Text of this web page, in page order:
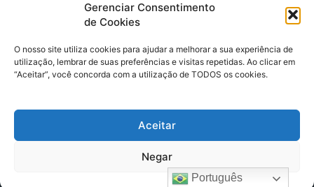
Gerenciar Consentimento
de Cookies
O nosso site utiliza cookies para ajudar a melhorar a sua experiência de
utilização, lembrar de suas preferências e visitas repetidas. Ao clicar em
“Aceitar”, você concorda com a utilização de TODOS os cookies.
Aceitar
Negar
(91) 98224 - 3111
© 2025 A Província do Pará CNPJ: 04.901.141/0001-36 End .
Trav. Quintino Bocaiuva 2301, Ed. Rogério Fernandez – Sala
2701- Cremação – CEP 66045.315
Português